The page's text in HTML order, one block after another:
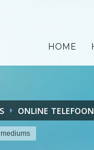
HOME
ONLINE